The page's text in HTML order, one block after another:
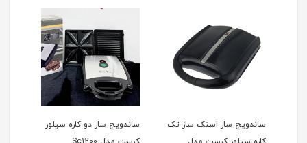
ساندویچ ساز اسنک ساز تک
ساندویچ ساز دو کاره سیلور